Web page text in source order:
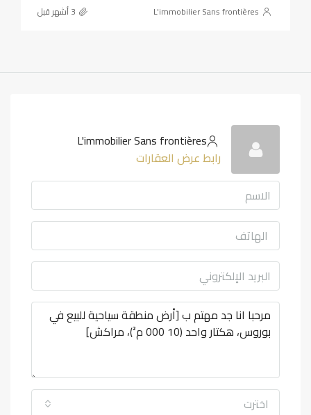
L'immobilier Sans frontières
L'immobilier Sans frontières
رابط عرض العقارات
اخترت